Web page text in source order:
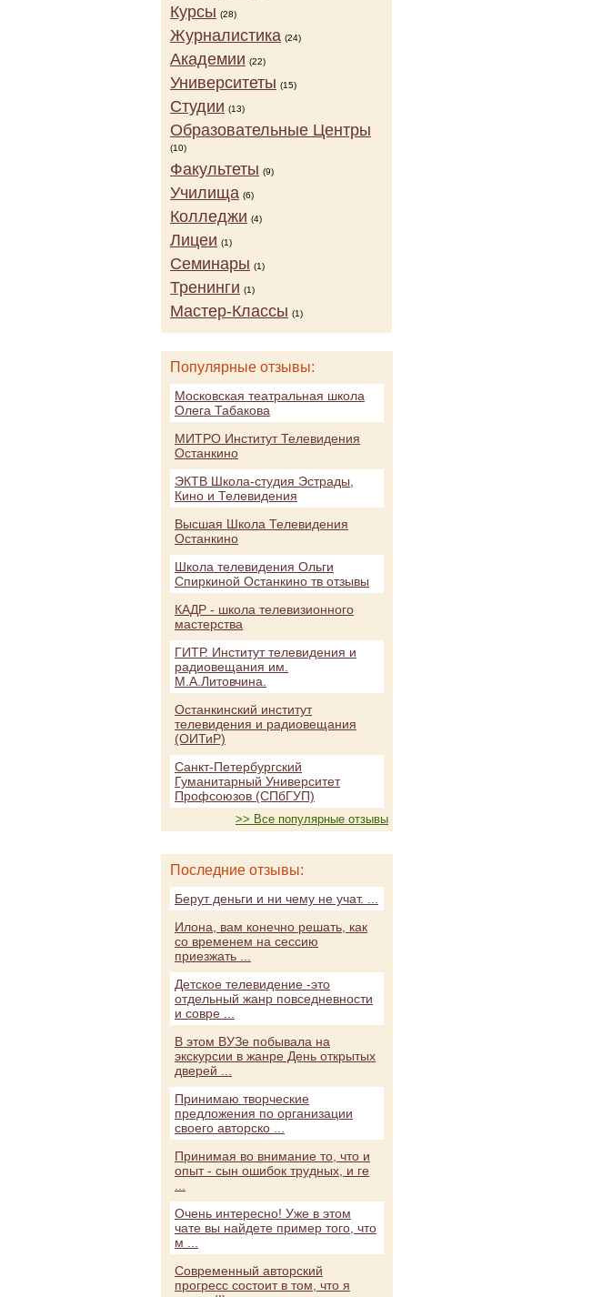
Курсы (28)
Журналистика (24)
Академии (22)
Университеты (15)
Студии (13)
Образовательные Центры
(10)
Факультеты (9)
Училища (6)
Колледжи (4)
Лицеи (1)
Семинары (1)
Тренинги (1)
Мастер-Классы (1)
Популярные отзывы:
Московская театральная школа
Олега Табакова
МИТРО Институт Телевидения
Останкино
ЭКТВ Школа-студия Эстрады,
Кино и Телевидения
Высшая Школа Телевидения
Останкино
Школа телевидения Ольги
Спиркиной Останкино тв отзывы
КАДР - школа телевизионного
мастерства
ГИТР. Институт телевидения и
радиовещания им.
М.А.Литовчина.
Останкинский институт
телевидения и радиовещания
(ОИТиР)
Санкт-Петербургский
Гуманитарный Университет
Профсоюзов (СПбГУП)
>> Все популярные отзывы
Последние отзывы:
Берут деньги и ни чему не учат. ...
Илона, вам конечно решать, как
со временем на сессию
приезжать ...
Детское телевидение -это
отдельный жанр повседневности
и совре ...
В этом ВУЗе побывала на
экскурсии в жанре День открытых
дверей ...
Принимаю творческие
предложения по организации
своего авторско ...
Принимая во внимание то, что и
опыт - сын ошибок трудных, и ге
Очень интересно! Уже в этом
чате вы найдете пример того, что
м ...
Современный авторский
прогресс состоит в том, что я